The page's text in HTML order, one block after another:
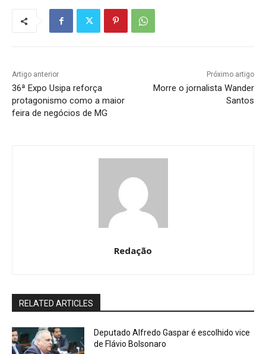
Artigo anterior
36ª Expo Usipa reforça
protagonismo como a maior
feira de negócios de MG
Próximo artigo
Morre o jornalista Wander
Santos
Redação
RELATED ARTICLES
Deputado Alfredo Gaspar é escolhido vice
de Flávio Bolsonaro